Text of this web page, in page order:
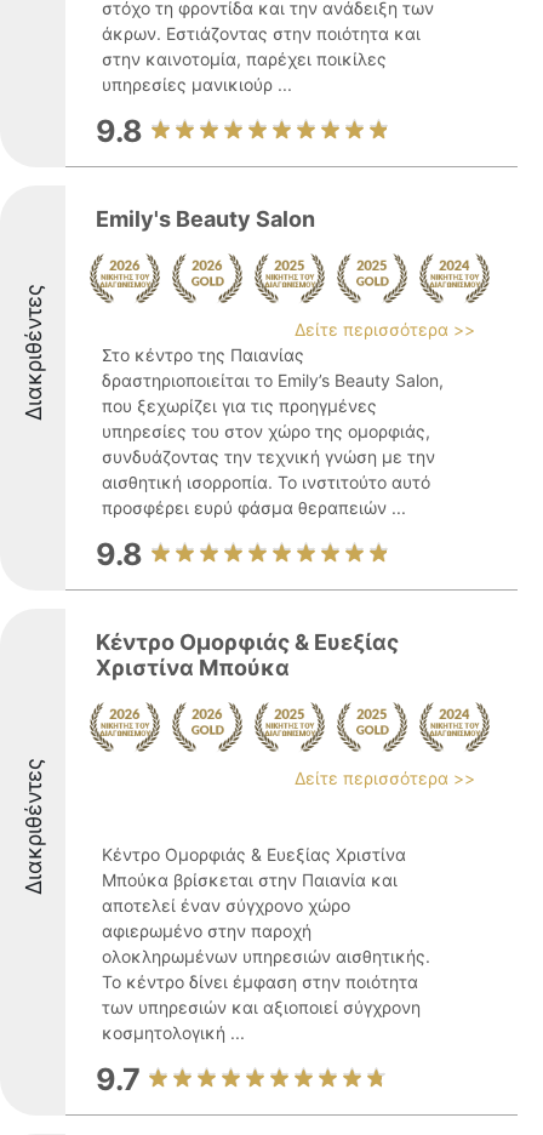
στόχο τη φροντίδα και την ανάδειξη των
άκρων. Εστιάζοντας στην ποιότητα και
στην καινοτομία, παρέχει ποικίλες
υπηρεσίες μανικιούρ ...
9.8
Διακριθέντες
Emily's Beauty Salon
Δείτε περισσότερα >>
Στο κέντρο της Παιανίας
δραστηριοποιείται το Emily’s Beauty Salon,
που ξεχωρίζει για τις προηγμένες
υπηρεσίες του στον χώρο της ομορφιάς,
συνδυάζοντας την τεχνική γνώση με την
αισθητική ισορροπία. Το ινστιτούτο αυτό
προσφέρει ευρύ φάσμα θεραπειών ...
9.8
Διακριθέντες
Κέντρο Ομορφιάς & Ευεξίας
Χριστίνα Μπούκα
Δείτε περισσότερα >>
Κέντρο Ομορφιάς & Ευεξίας Χριστίνα
Μπούκα βρίσκεται στην Παιανία και
αποτελεί έναν σύγχρονο χώρο
αφιερωμένο στην παροχή
ολοκληρωμένων υπηρεσιών αισθητικής.
Το κέντρο δίνει έμφαση στην ποιότητα
των υπηρεσιών και αξιοποιεί σύγχρονη
κοσμητολογική ...
9.7